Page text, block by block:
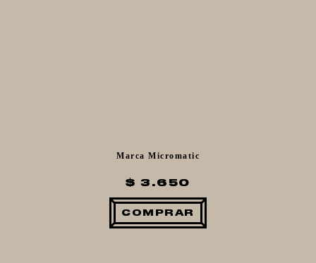
Marca Micromatic
$ 3.650
COMPRAR